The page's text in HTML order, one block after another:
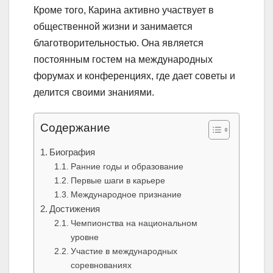
Кроме того, Карина активно участвует в
общественной жизни и занимается
благотворительностью. Она является
постоянным гостем на международных
форумах и конференциях, где дает советы и
делится своими знаниями.
Содержание
Биография
Ранние годы и образование
Первые шаги в карьере
Международное признание
Достижения
Чемпионства на национальном
уровне
Участие в международных
соревнованиях